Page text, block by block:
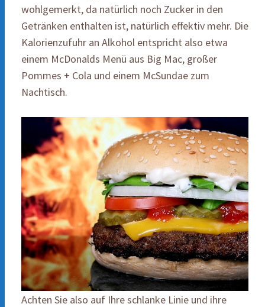
wohlgemerkt, da natürlich noch Zucker in den
Getränken enthalten ist, natürlich effektiv mehr. Die
Kalorienzufuhr an Alkohol entspricht also etwa
einem McDonalds Menü aus Big Mac, großer
Pommes + Cola und einem McSundae zum
Nachtisch.
Achten Sie also auf Ihre schlanke Linie und ihre